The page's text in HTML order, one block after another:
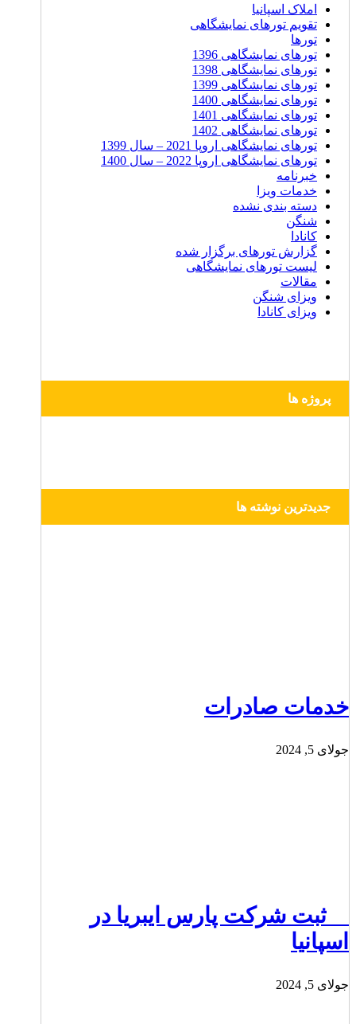
املاک اسپانیا
تقویم تورهای نمایشگاهی
تورها
تورهای نمایشگاهی 1396
تورهای نمایشگاهی 1398
تورهای نمایشگاهی 1399
تورهای نمایشگاهی 1400
تورهای نمایشگاهی 1401
تورهای نمایشگاهی 1402
تورهای نمایشگاهی اروپا 2021 – سال 1399
تورهای نمایشگاهی اروپا 2022 – سال 1400
خبرنامه
خدمات ویزا
دسته بندی نشده
شنگن
کانادا
گزارش تورهای برگزار شده
لیست تورهای نمایشگاهی
مقالات
ویزای شنگن
ویزای کانادا
پروژه ها
جدیدترین نوشته ها
خدمات صادرات
جولای 5, 2024
ثبت شرکت پارس ایبریا در
اسپانیا
جولای 5, 2024